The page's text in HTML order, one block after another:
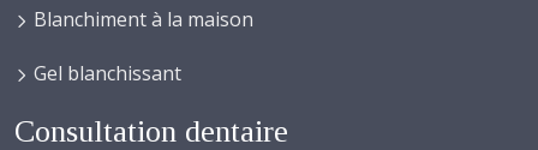
Blanchiment à la maison
Gel blanchissant
Consultation dentaire